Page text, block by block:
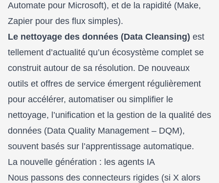
Automate pour Microsoft), et de la rapidité (Make,
Zapier pour des flux simples).
Le nettoyage des données (Data Cleansing) est
tellement d’actualité qu’un écosystème complet se
construit autour de sa résolution. De nouveaux
outils et offres de service émergent régulièrement
pour accélérer, automatiser ou simplifier le
nettoyage, l’unification et la gestion de la qualité des
données (Data Quality Management – DQM),
souvent basés sur l’apprentissage automatique.
La nouvelle génération : les agents IA
Nous passons des connecteurs rigides (si X alors